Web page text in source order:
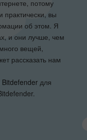
потому
практически, вы
об этом. Я
и они лучше, чем
вещей,
рассказать нам
для